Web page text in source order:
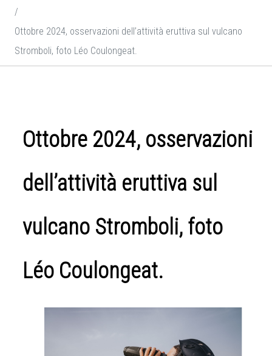
Ottobre 2024, osservazioni dell’attività eruttiva sul vulcano
Stromboli, foto Léo Coulongeat.
Ottobre 2024, osservazioni
dell’attività eruttiva sul
vulcano Stromboli, foto
Léo Coulongeat.